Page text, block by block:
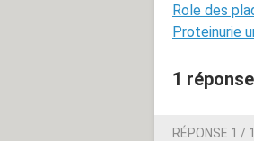
Role des
Proteinurie
1 réponse
RÉPONSE 1 / 1